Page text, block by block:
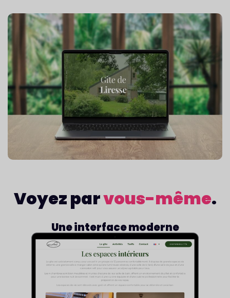
Voyez parvous-même.
Une interface moderne